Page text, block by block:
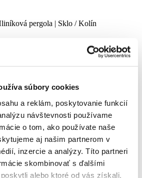
súbory cookies
a reklám, poskytovanie funkcií
návštevnosti používame
o tom, ako používate naše
aj našim partnerom v
inzercie a analýzy. Títo partneri
skombinovať s ďalšími
alebo ktoré od vás získali,
pergola | Sklo / Kolín
pergola | Sklo /